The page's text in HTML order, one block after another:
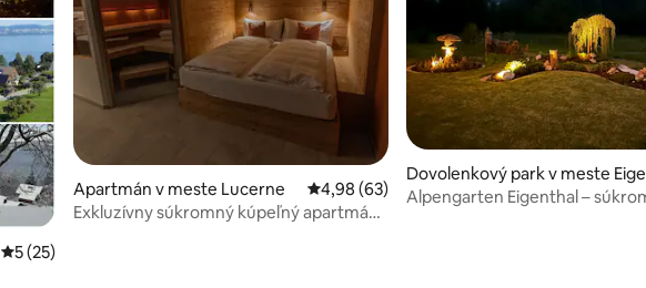
Priemerné ohodnotenie 5 z 5, počet hodnotení: 25
5 (25)
Apartmán v meste Lucerne Priemerné ohodnotenie 4,98 z 5, počet
4,98 (63)
Exkluzívny súkromný kúpeľný apartmán
Dovolenkový park v meste
thal
Alpengarten Eigenthal –